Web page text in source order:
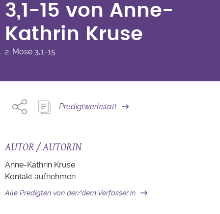
3,1-15 von Anne-
Kathrin Kruse
2. Mose 3,1-15
Predigtwerkstatt
AUTOR / AUTORIN
Anne-Kathrin Kruse
Kontakt aufnehmen
Alle Predigten von der/dem Verfasser:in